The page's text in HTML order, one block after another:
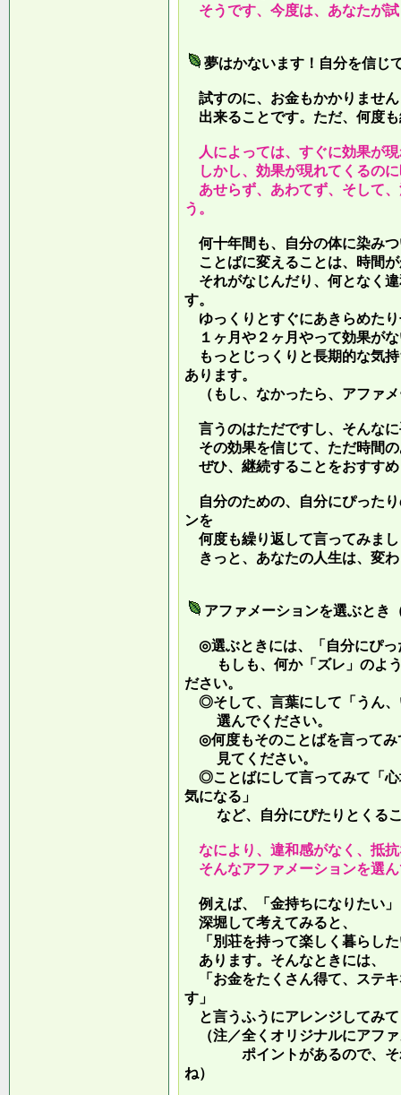
そうです、今度は、あなたが
夢はかないます！自分を信じ
試すのに、お金もかかりませ
出来ることです。ただ、何度
人によっては、すぐに効果が
しかし、効果が現れてくるの
あせらず、あわてず、そして
う。
何十年間も、自分の体に染み
ことばに変えることは、時間
それがなじんだり、何となく
す。
ゆっくりとすぐにあきらめた
１ヶ月や２ヶ月やって効果が
もっとじっくりと長期的な気
あります。
（もし、なかったら、アファ
言うのはただですし、そんな
その効果を信じて、ただ時間
ぜひ、継続することをおすす
自分のための、自分にぴった
ンを
何度も繰り返して言ってみま
きっと、あなたの人生は、変
アファメーションを選ぶとき
◎選ぶときには、「自分にぴっ
もしも、何か「ズレ」のよう
ださい。
◎そして、言葉にして「うん、
選んでください。
◎何度もそのことばを言ってみ
見てください。
◎ことばにして言ってみて「心
気になる」
など、自分にぴたりとくるこ
なにより、違和感がなく、抵
そんなアファメーションを選
例えば、「金持ちになりたい
深堀して考えてみると、
「別荘を持って楽しく暮らし
あります。そんなときには、
「お金をたくさん得て、ステ
す」
と言うふうにアレンジしてみ
（注／全くオリジナルにアフ
ポイントがあるので、それ
ね）